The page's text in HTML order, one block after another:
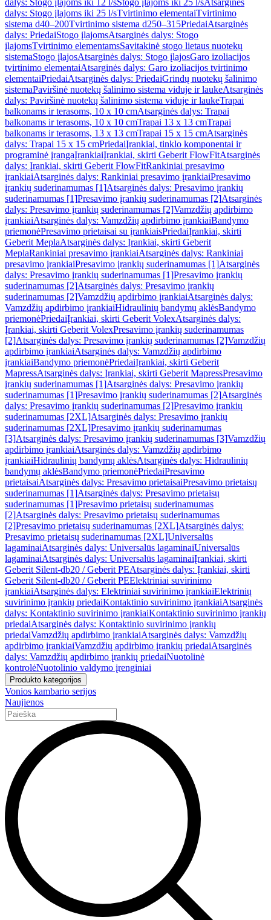
dalys: Stogo įlajoms iki 12 l/sStogo įlajoms iki 25 l/sAtsarginės
dalys: Stogo įlajoms iki 25 l/sTvirtinimo elementaiTvirtinimo
sistema d40–200Tvirtinimo sistema d250–315PriedaiAtsarginės
dalys: PriedaiStogo įlajomsAtsarginės dalys: Stogo
įlajomsTvirtinimo elementamsSavitakinė stogo lietaus nuotekų
sistemaStogo įlajosAtsarginės dalys: Stogo įlajosGaro izoliacijos
tvirtinimo elementaiAtsarginės dalys: Garo izoliacijos tvirtinimo
elementaiPriedaiAtsarginės dalys: PriedaiGrindų nuotekų šalinimo
sistemaPaviršinė nuotekų šalinimo sistema viduje ir laukeAtsarginės
dalys: Paviršinė nuotekų šalinimo sistema viduje ir laukeTrapai
balkonams ir terasoms, 10 x 10 cmAtsarginės dalys: Trapai
balkonams ir terasoms, 10 x 10 cmTrapai 13 x 13 cmTrapai
balkonams ir terasoms, 13 x 13 cmTrapai 15 x 15 cmAtsarginės
dalys: Trapai 15 x 15 cmPriedaiĮrankiai, tinklo komponentai ir
programinė įrangaĮrankiaiĮrankiai, skirti Geberit FlowFitAtsarginės
dalys: Įrankiai, skirti Geberit FlowFitRankiniai presavimo
įrankiaiAtsarginės dalys: Rankiniai presavimo įrankiaiPresavimo
įrankių suderinamumas [1]Atsarginės dalys: Presavimo įrankių
suderinamumas [1]Presavimo įrankių suderinamumas [2]Atsarginės
dalys: Presavimo įrankių suderinamumas [2]Vamzdžių apdirbimo
įrankiaiAtsarginės dalys: Vamzdžių apdirbimo įrankiaiBandymo
priemonėPresavimo prietaisai su įrankiaisPriedaiĮrankiai, skirti
Geberit MeplaAtsarginės dalys: Įrankiai, skirti Geberit
MeplaRankiniai presavimo įrankiaiAtsarginės dalys: Rankiniai
presavimo įrankiaiPresavimo įrankių suderinamumas [1]Atsarginės
dalys: Presavimo įrankių suderinamumas [1]Presavimo įrankių
suderinamumas [2]Atsarginės dalys: Presavimo įrankių
suderinamumas [2]Vamzdžių apdirbimo įrankiaiAtsarginės dalys:
Vamzdžių apdirbimo įrankiaiHidraulinių bandymų aklėsBandymo
priemonėPriedaiĮrankiai, skirti Geberit VolexAtsarginės dalys:
Įrankiai, skirti Geberit VolexPresavimo įrankių suderinamumas
[2]Atsarginės dalys: Presavimo įrankių suderinamumas [2]Vamzdžių
apdirbimo įrankiaiAtsarginės dalys: Vamzdžių apdirbimo
įrankiaiBandymo priemonėPriedaiĮrankiai, skirti Geberit
MapressAtsarginės dalys: Įrankiai, skirti Geberit MapressPresavimo
įrankių suderinamumas [1]Atsarginės dalys: Presavimo įrankių
suderinamumas [1]Presavimo įrankių suderinamumas [2]Atsarginės
dalys: Presavimo įrankių suderinamumas [2]Presavimo įrankių
suderinamumas [2XL]Atsarginės dalys: Presavimo įrankių
suderinamumas [2XL]Presavimo įrankių suderinamumas
[3]Atsarginės dalys: Presavimo įrankių suderinamumas [3]Vamzdžių
apdirbimo įrankiaiAtsarginės dalys: Vamzdžių apdirbimo
įrankiaiHidraulinių bandymų aklėsAtsarginės dalys: Hidraulinių
bandymų aklėsBandymo priemonėPriedaiPresavimo
prietaisaiAtsarginės dalys: Presavimo prietaisaiPresavimo prietaisų
suderinamumas [1]Atsarginės dalys: Presavimo prietaisų
suderinamumas [1]Presavimo prietaisų suderinamumas
[2]Atsarginės dalys: Presavimo prietaisų suderinamumas
[2]Presavimo prietaisų suderinamumas [2XL]Atsarginės dalys:
Presavimo prietaisų suderinamumas [2XL]Universalūs
lagaminaiAtsarginės dalys: Universalūs lagaminaiUniversalūs
lagaminaiAtsarginės dalys: Universalūs lagaminaiĮrankiai, skirti
Geberit Silent-db20 / Geberit PEAtsarginės dalys: Įrankiai, skirti
Geberit Silent-db20 / Geberit PEElektriniai suvirinimo
įrankiaiAtsarginės dalys: Elektriniai suvirinimo įrankiaiElektrinių
suvirinimo įrankių priedaiKontaktinio suvirinimo įrankiaiAtsarginės
dalys: Kontaktinio suvirinimo įrankiaiKontaktinio suvirinimo įrankių
priedaiAtsarginės dalys: Kontaktinio suvirinimo įrankių
priedaiVamzdžių apdirbimo įrankiaiAtsarginės dalys: Vamzdžių
apdirbimo įrankiaiVamzdžių apdirbimo įrankių priedaiAtsarginės
dalys: Vamzdžių apdirbimo įrankių priedaiNuotolinė
kontrolėNuotolinio valdymo įrenginiai
Produkto kategorijos
Vonios kambario serijos
Naujienos